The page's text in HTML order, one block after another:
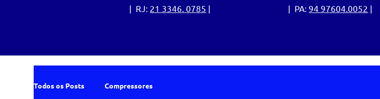
| RJ: 21 3346. 0785 | | PA:94 97604.0052 |
Todos os Posts Compressores